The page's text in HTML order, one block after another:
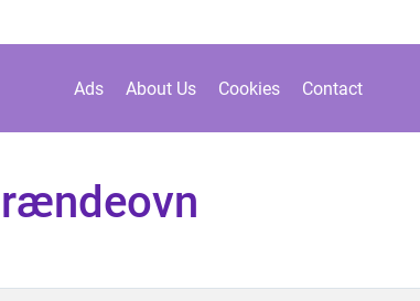
Ads About Us Cookies Contact